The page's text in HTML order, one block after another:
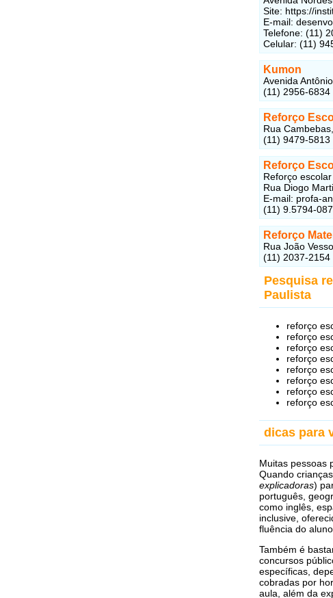
Site: https://
E-mail:
Telefone: (11)
Celular: (11)
Kumon
Avenida
(11) 2956-6834
Reforço
Rua
(11) 9479-5813
Reforço
Reforço
Rua Diogo
E-mail: profa-
(11) 9.5794-
Reforço
Rua João
(11) 2037-2154
Pesquisa
Paulista
reforço
reforço
reforço
reforço
reforço
reforço
reforço
reforço
dicas para
Muitas pessoas
Quando
explicadoras)
português,
como inglês,
inclusive,
fluência do
Também é
concursos
específicas,
cobradas por
aula, além da